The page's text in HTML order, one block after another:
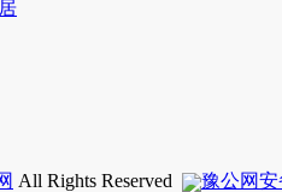
All Rights Reserved
豫公网安